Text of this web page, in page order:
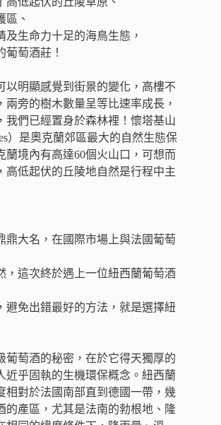
區、
及生命力十足的海鳥生態，
葡萄酒莊！
以明顯感覺到街景的變化，高樓不
兩旁的樹木數量呈等比速率成長，
我們已經置身於森林裡！懷塔基山
）是奧克蘭郊區最大的自然生態保
蘭境內有高達60個火山口，可想而
高低起伏的丘陵地自然是行程中主
鼎大名，在國際市場上與法國葡萄
，這次終於遇上一位紐西蘭葡萄酒
避免出錯最好的方法，就是選擇紐
葡萄酒的秘密，在於它得天獨厚的
近乎固執的生機環保概念。紐西蘭
相對於法國南部直到德國一帶，幾
的產區，尤其是法南的勃根地、隆